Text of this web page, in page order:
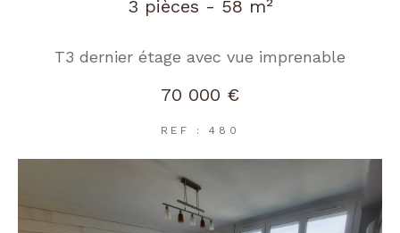
3 pièces - 58 m²
T3 dernier étage avec vue imprenable
70 000 €
REF : 480